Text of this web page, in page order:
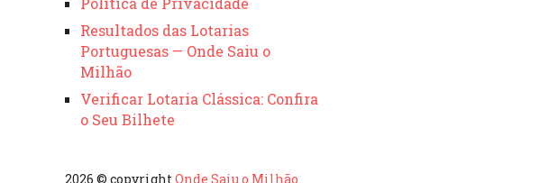
Resultados das Lotarias
Portuguesas — Onde Saiu o
Milhão
Verificar Lotaria Clássica: Confira
o Seu Bilhete
2026 © copyright Onde Saiu o Milhão